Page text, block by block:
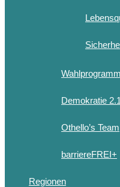
Demokratie
Othello’s Team
barriereFREI+
Regionen